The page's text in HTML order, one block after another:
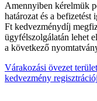
Amennyiben kérelmük
határozat és a
Ft kedvezménydíj
ügyfélszolgálatán lehet
a következő
Várakozási övezet
kedvezmény